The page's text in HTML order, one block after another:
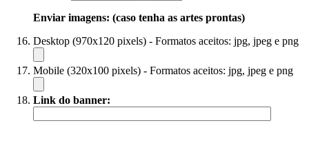
Enviar imagens: (caso tenha as artes prontas)
Desktop (970x120 pixels) - Formatos aceitos: jpg, jpeg e png
Mobile (320x100 pixels) - Formatos aceitos: jpg, jpeg e png
Link do banner: